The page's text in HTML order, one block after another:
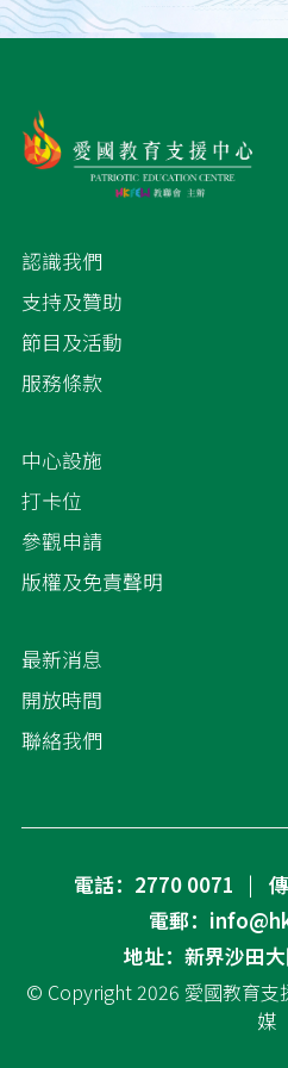
認識我們
支持及贊助
節目及活動
服務條款
中心設施
打卡位
參觀申請
版權及免責聲明
最新消息
開放時間
聯絡我們
電話：2770 0071
電郵：
地址：新界沙田
© Copyright 2026 愛國教育支
媒